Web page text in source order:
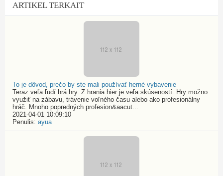
ARTIKEL TERKAIT
To je dôvod, prečo by ste mali používať herné vybavenie
Teraz veľa ľudí hrá hry. Z hrania hier je veľa skúseností. Hry možno
využiť na zábavu, trávenie voľného času alebo ako profesionálny
hráč. Mnoho popredných profesion&aacut...
2021-04-01 10:09:10
Penulis: ayua